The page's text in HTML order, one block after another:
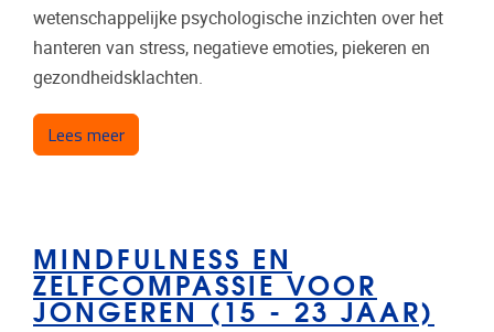
wetenschappelijke psychologische inzichten over het
hanteren van stress, negatieve emoties, piekeren en
gezondheidsklachten.
Lees meerover Mindfulness voor jongeren (15-23 jaar)
MINDFULNESS EN
ZELFCOMPASSIE VOOR
JONGEREN (15 - 23 JAAR)